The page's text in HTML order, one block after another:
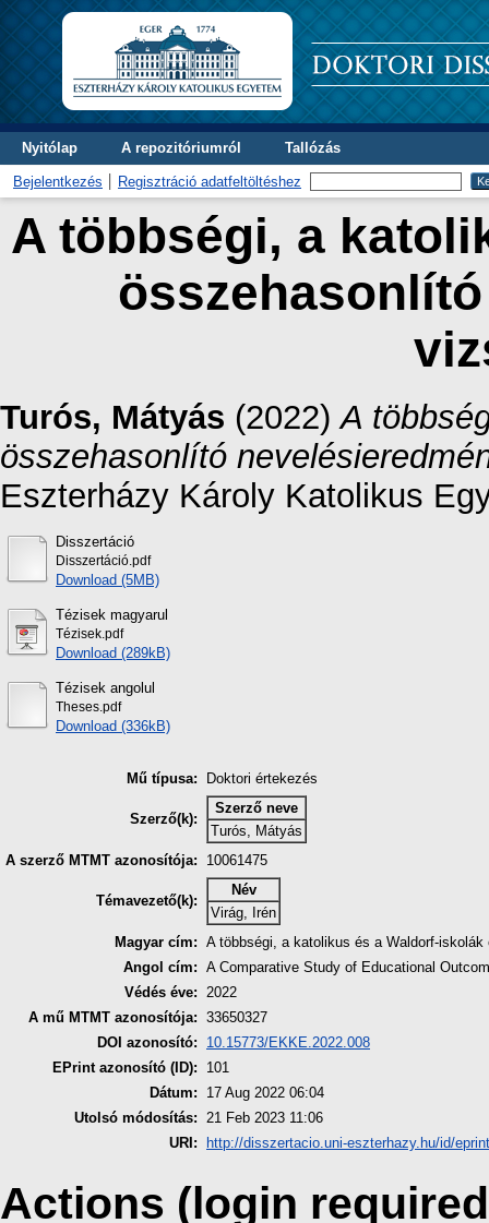
Nyitólap A repozitóriumról Tallózás
Bejelentkezés Regisztráció adatfeltöltéshez
A többségi, a
Turós, Mátyás (2022)A
összehasonlító
Eszterházy Károly Katolikus
Disszertáció
Disszertáció.pdf
Download (5MB)
Tézisek magyarul
Tézisek.pdf
Download (289kB)
Tézisek angolul
Theses.pdf
Download (336kB)
Mű típusa: Doktori értekezés
Szerző(k):
Szerző neve
Turós, Mátyás
A szerző MTMT azonosítója:
10061475
Témavezető(k):
Név
Virág, Irén
Magyar cím: A többségi, a katolikus és a Waldorf-
Angol cím: A Comparative Study of Educational
Védés éve: 2022
A mű MTMT azonosítója: 33650327
DOI azonosító:
10.15773/EKKE.2022.008
EPrint azonosító (ID):
101
Dátum:
17 Aug 2022 06:04
Utolsó módosítás: 21 Feb 2023 11:06
URI:
http://disszertacio.uni-eszterhazy.hu/id/
Actions (login